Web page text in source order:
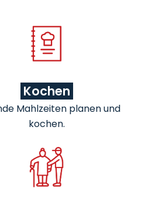
Kochen
Mahlzeiten planen und
kochen.